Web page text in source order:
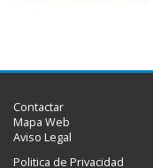
Contactar
Mapa Web
Aviso Legal
Politica de Privacidad